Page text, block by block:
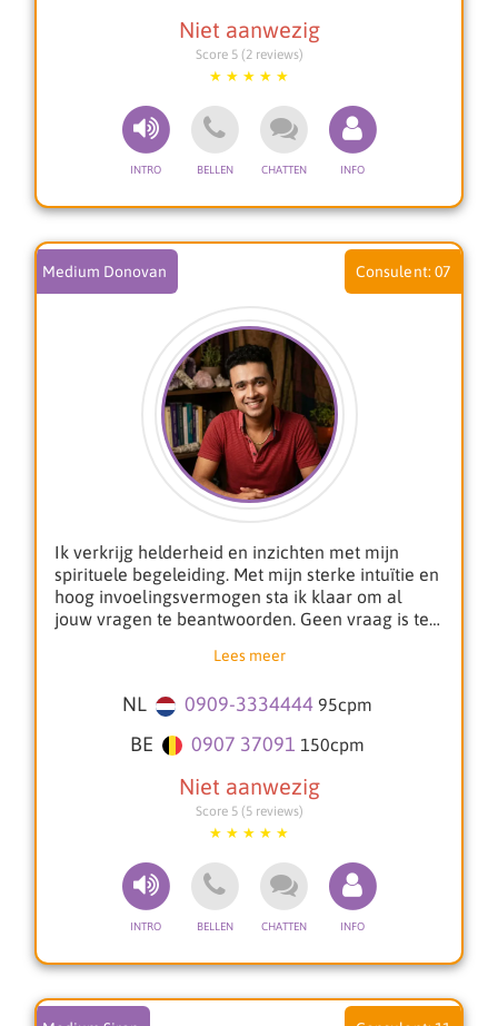
Daarnaast heb ik me verdiept in het Inca-
sjamanisme, mediumschap en coaching. Ik kan
je helpen met al jouw levensvragen. Liefde
gerelateerde vragen, verslavingen, om te gaan
met angsten en teleurstellingen, geestelijke
klachten, om het zelfvertrouwen terug te krijgen
en jou weer volledig in je kracht zetten.
met mijn pendel, maar het liefst werk ik met mijn
gidsen. Bel of chat snel met mij en ervaar de
kracht van een krachtig Sjamanistisch Medium!
Score 5 (2 reviews)
Ik verkrijg helderheid en inzichten met mijn
spirituele begeleiding. Met mijn sterke intuïtie en
hoog invoelingsvermogen sta ik klaar om al
jouw vragen te beantwoorden. Geen vraag is te
stromen, werk ik graag met jouw
af op jouw situatie en geef ik inzicht in wat er op
dit moment speelt. Samen zoeken we naar
oplossingen en helderheid voor de levensvragen
die jou bezighouden.
Ik bied gedetailleerde begeleiding op diverse
vlakken zoals:
Toekomstige levenspartner: Ik geef inzicht in
jouw toekomstige partner zult ontmoeten. Denk
aan details over beroep, karaktereigenschappen
en aandachtspunten.
Lees meer
NL 0909-3334444 95cpm
BE 0907 37091 150cpm
Medium Donovan 07
Score 5 (5 reviews)